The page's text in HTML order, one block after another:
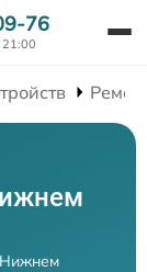
76
21:00
Нижнем